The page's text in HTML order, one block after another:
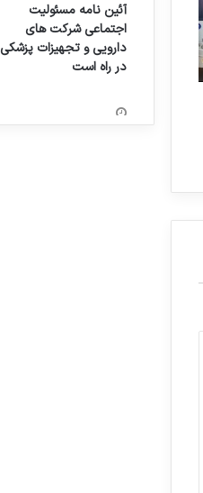
آئین نامه مسئولیت
اجتماعی شرکت های
دارویی و تجهیزات پزشکی
در راه است